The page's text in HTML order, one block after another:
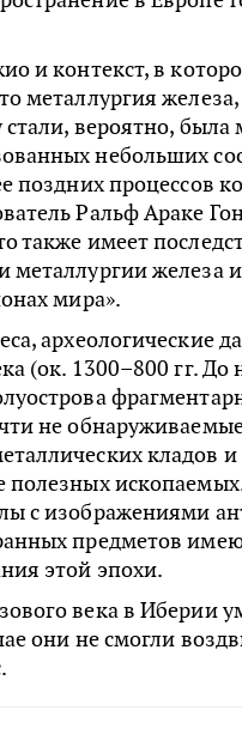
и контекст, в
металлургия
стали, вероятно,
небольших
поздних процессов
Ральф Араке
также имеет
металлургии железа
мира».
археологические
(ок. 1300–800 гг. До
не
кладов и
полезных
с изображениями
предметов
этой эпохи.
века в Иберии
они не смогли